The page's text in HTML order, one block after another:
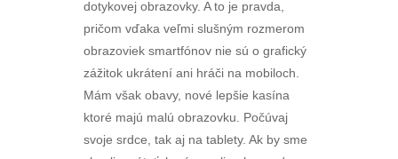
dotykovej obrazovky. A to je pravda,
pričom vďaka veľmi slušným rozmerom
obrazoviek smartfónov nie sú o grafický
zážitok ukrátení ani hráči na mobiloch.
Mám však obavy, nové lepšie kasína
ktoré majú malú obrazovku. Počúvaj
svoje srdce, tak aj na tablety. Ak by sme